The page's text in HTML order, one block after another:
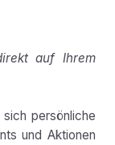
auf Ihrem
persönliche
und Aktionen